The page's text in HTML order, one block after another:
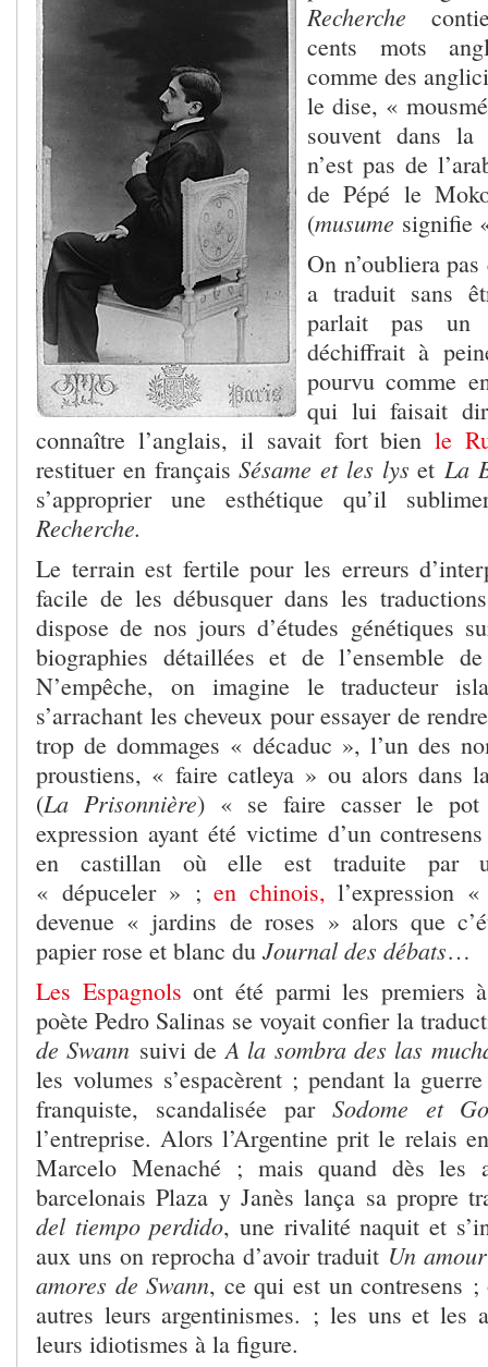
Recherche
cents mots
comme des
le dise, «
souvent dans la
n’est pas de
de Pépé le
(musume signifie
On n’oubliera
a traduit sans
parlait pas un
déchiffrait à
pourvu comme
qui lui faisait
connaître l’anglais, il savait fort bienle
restituer en françaisSésame et les lyset La
s’approprier une esthétique qu’il
Recherche.
Le terrain est fertile pour les erreurs
facile de les débusquer dans les
dispose de nos jours d’études génétiques
biographies détaillées et de l’ensemble
N’empêche, on imagine le traducteur
s’arrachant les cheveux pour essayer de
trop de dommages « décaduc », l’un des
proustiens, « faire catleya » ou alors dans
(La Prisonnière) « se faire casser le pot
expression ayant été victime d’un
en castillan où elle est traduite par
« dépuceler » ;en chinois, l’expression
devenue « jardins de roses » alors que
papier rose et blanc du Journal des débats…
Les Espagnols ont été parmi les premiers
poète Pedro Salinas se voyait confier la
de Swann suivi deA la sombra des las
les volumes s’espacèrent ; pendant la
franquiste, scandalisée par Sodome et
l’entreprise. Alors l’Argentine prit le relais
Marcelo Menaché ; mais quand dès les
barcelonais Plaza y Janès lança sa propre
del tiempo perdido, une rivalité naquit et
aux uns on reprocha d’avoir traduit Un
amores de Swann, ce qui est un contresens ;
autres leurs argentinismes. ; les uns et les
leurs idiotismes à la figure.